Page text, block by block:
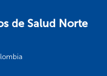
de Salud Norte